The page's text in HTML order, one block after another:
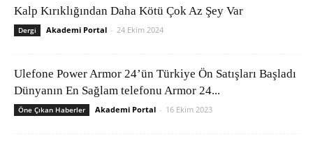
Kalp Kırıklığından Daha Kötü Çok Az Şey Var
Dergi Akademi Portal - 24 Ekim 2024
Ulefone Power Armor 24’ün Türkiye Ön Satışları Başladı
Dünyanın En Sağlam telefonu Armor 24...
Öne Çıkan Haberler Akademi Portal - 16 Ekim 2023